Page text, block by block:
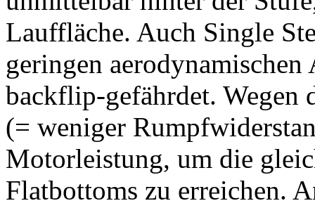
Lauffläche. Auch Single
geringen
backflip-gefährdet. Wegen
(= weniger
Motorleistung, um die
Flatbottoms zu erreichen.